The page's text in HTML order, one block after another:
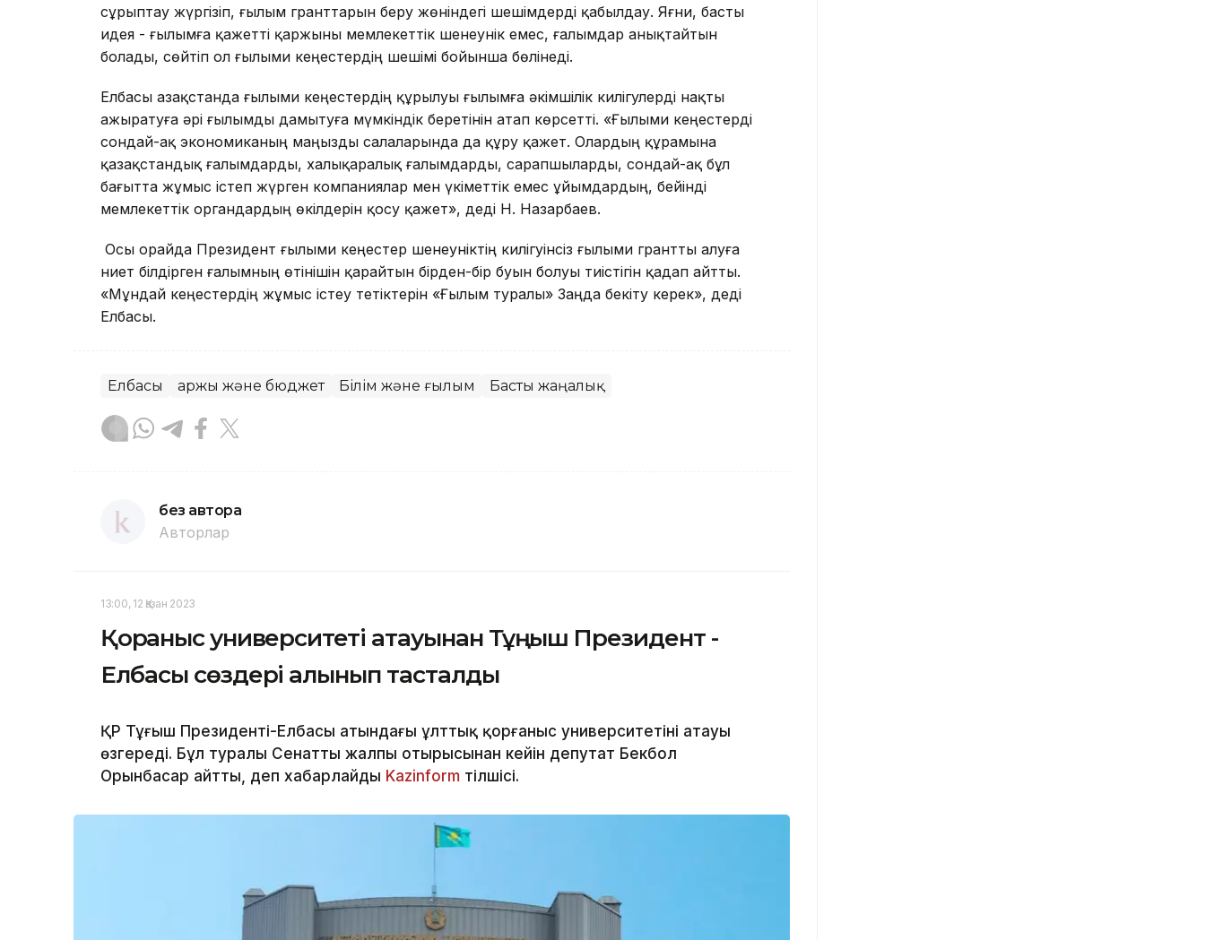
сұрыптау жүргізіп, ғылым гранттарын беру жөніндегі шешімдерді қабылдау. Яғни, басты
идея - ғылымға қажетті қаржыны мемлекеттік шенеунік емес, ғалымдар анықтайтын
болады, сөйтіп ол ғылыми кеңестердің шешімі бойынша бөлінеді.
Елбасы Қазақстанда ғылыми кеңестердің құрылуы ғылымға әкімшілік килігулерді нақты
ажыратуға әрі ғылымды дамытуға мүмкіндік беретінін атап көрсетті. «Ғылыми кеңестерді
сондай-ақ экономиканың маңызды салаларында да құру қажет. Олардың құрамына
қазақстандық ғалымдарды, халықаралық ғалымдарды, сарапшыларды, сондай-ақ бұл
бағытта жұмыс істеп жүрген компаниялар мен үкіметтік емес ұйымдардың, бейінді
мемлекеттік органдардың өкілдерін қосу қажет», деді Н. Назарбаев.
Осы орайда Президент ғылыми кеңестер шенеуніктің килігуінсіз ғылыми грантты алуға
ниет білдірген ғалымның өтінішін қарайтын бірден-бір буын болуы тиістігін қадап айтты.
«Мұндай кеңестердің жұмыс істеу тетіктерін «Ғылым туралы» Заңда бекіту керек», деді
Елбасы.
Елбасы Қаржы және бюджет Білім және ғылым Басты жаңалық
без автора
Авторлар
13:00, 12 Қазан 2023
Қорғаныс университеті атауынан Тұңғыш Президент -
Елбасы сөздері алынып тасталды
ҚР Тұңғыш Президенті-Елбасы атындағы ұлттық қорғаныс университетінің атауы
өзгереді. Бұл туралы Сенаттың жалпы отырысынан кейін депутат Бекбол
Орынбасар айтты, деп хабарлайды Kazinform тілшісі.